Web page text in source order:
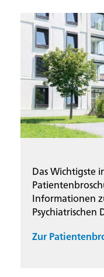
Das Wichtigste
Informationen
Psychiatrischen
Zur